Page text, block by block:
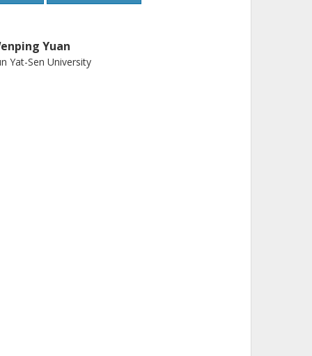
Yuan
Yat-Sen University